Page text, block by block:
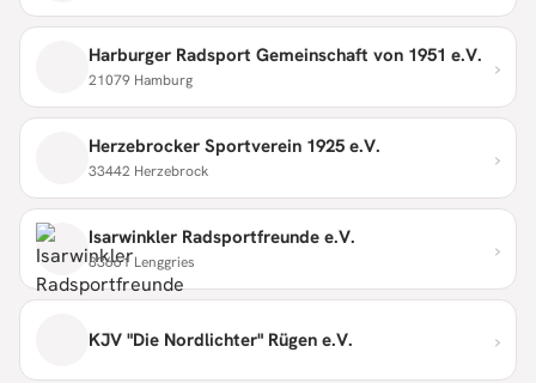
Harburger Radsport Gemeinschaft von 1951 e.V.
21079 Hamburg ›
Herzebrocker Sportverein 1925 e.V.
33442 Herzebrock ›
Isarwinkler Radsportfreunde e.V.
83661 Lenggries ›
KJV "Die Nordlichter" Rügen e.V. ›